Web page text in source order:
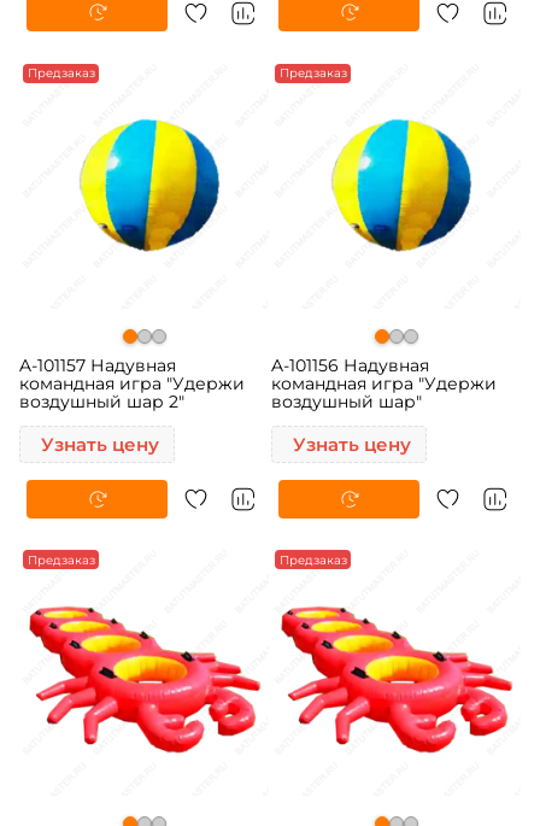
Предзаказ
A-101157 Надувная
командная игра "Удержи
воздушный шар 2"
Узнать цену
Предзаказ
A-101156 Надувная
командная игра "Удержи
воздушный шар"
Узнать цену
Предзаказ Предзаказ